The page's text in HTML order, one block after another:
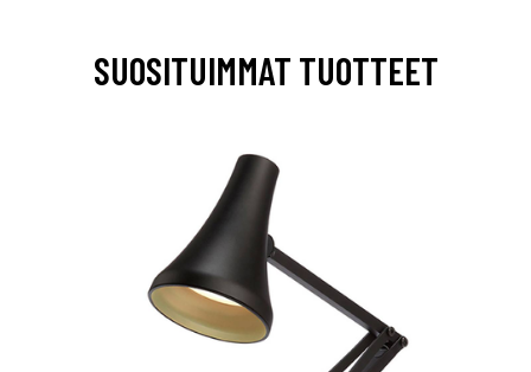
SUOSITUIMMAT TUOTTEET